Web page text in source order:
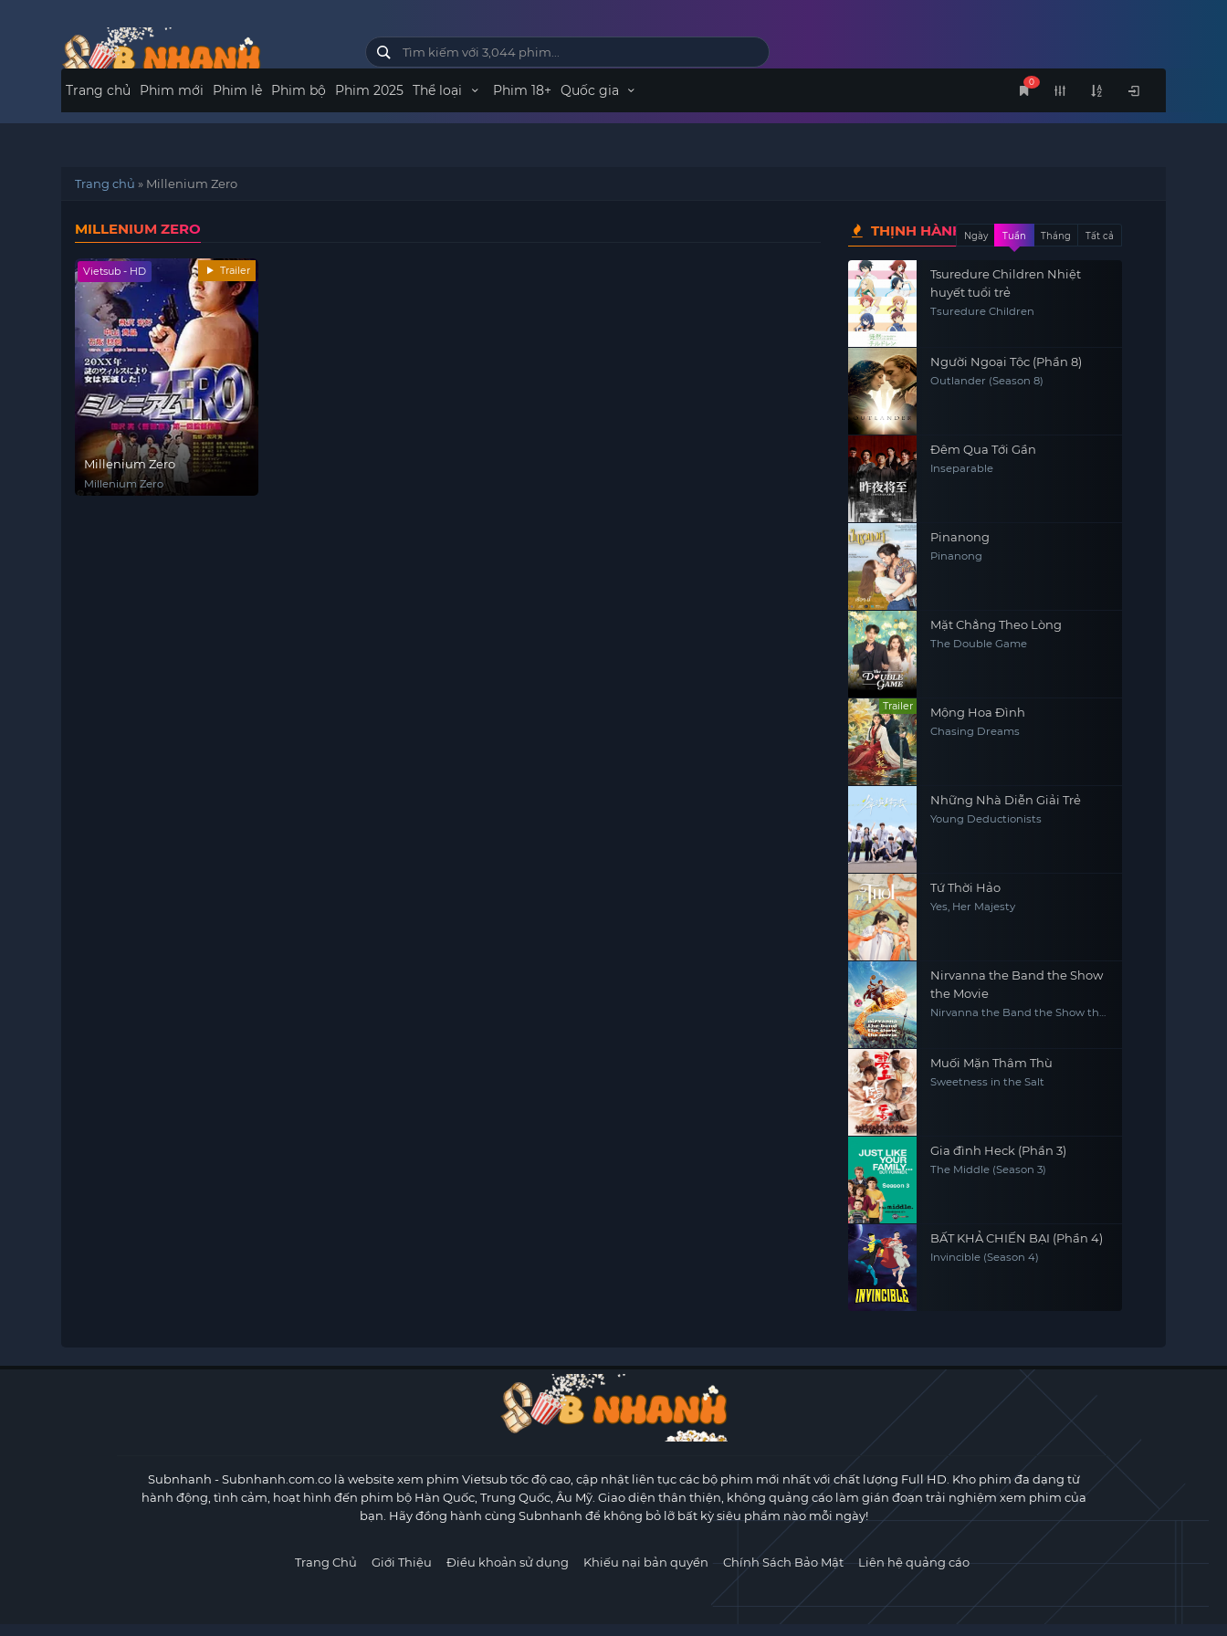
0
Trang chủ Phim mới Phim lẻ Phim bộ Phim 2025 Thể loại Phim 18+ Quốc gia
Trang chủ » Millenium Zero
MILLENIUM ZERO
Vietsub - HD Trailer
Millenium Zero
Millenium Zero
THỊNH HÀNHNgày Tuần Tháng Tất cả
Tsuredure Children Nhiệt
huyết tuổi trẻ
Tsuredure Children
Người Ngoại Tộc (Phần 8)
Outlander (Season 8)
Đêm Qua Tới Gần
Inseparable
Pinanong
Pinanong
Mặt Chẳng Theo Lòng
The Double Game
Trailer Mộng Hoa Đình
Chasing Dreams
Những Nhà Diễn Giải Trẻ
Young Deductionists
Tứ Thời Hảo
Yes, Her Majesty
Nirvanna the Band the Show
the Movie
Nirvanna the Band the Show the
Muối Mặn Thâm Thù
Sweetness in the Salt
Gia đình Heck (Phần 3)
The Middle (Season 3)
BẤT KHẢ CHIẾN BẠI (Phần 4)
Invincible (Season 4)
Subnhanh - Subnhanh.com.co là website xem phim Vietsub tốc độ cao, cập nhật liên tục các bộ phim mới nhất với chất lượng Full HD. Kho phim đa dạng từ
hành động, tình cảm, hoạt hình đến phim bộ Hàn Quốc, Trung Quốc, Âu Mỹ. Giao diện thân thiện, không quảng cáo làm gián đoạn trải nghiệm xem phim của
bạn. Hãy đồng hành cùng Subnhanh để không bỏ lỡ bất kỳ siêu phẩm nào mỗi ngày!
Trang Chủ Giới Thiệu Điều khoản sử dụng Khiếu nại bản quyền Chính Sách Bảo Mật Liên hệ quảng cáo